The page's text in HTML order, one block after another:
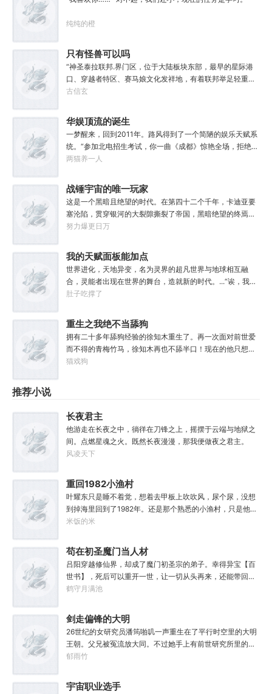
缘，得法宝……通通与我无关！”“我只想安安静静的种田。”
纯纯的橙
只有怪兽可以吗
“神圣泰拉联邦.界门区，位于大陆板块东部，最早的星际港
口、穿越者特区、赛马娘文化发祥地，有着联邦举足轻重的
经济地位与社会影响力，大家还记得这份考点么？”“老师，
愉快地告知各位一件事，你们的时事政治将增加一串新的考
点，或许再过两年还会编入历史教材，不过那就不是各位需
要担心的事了。”“啊？”“怪兽宣传特区——这是界门区即将
获得的新称谓，也是今年的新考点。”“至于造就并推进这项
新政策的形象代言人，既是我的学生，也是各位的学长，换
事顺心的那位？”“没错，奥默.林顿，林顿事务所的所长、中
央特雷森的名训练员、黑暗反派系外观第33届冠军得主——
当然，他不爱听最后这个头衔。值得一提的是……他到现在
也总是不顺心。”“因为最近老有人在他事务所咨询赛马娘的
古信玄
华娱顶流的诞生
一梦醒来，回到2011年。路风得到了一个简陋的娱乐天赋系
统。“参加北电招生考试，你一曲《成都》惊艳全场，拒绝蜜
姐邀请，发疯苦学备战高考，以专业第一名入学，恭喜你，
想窒息，带资进组，截胡男一号，与狮姐疯狂炒CP，成功登
顶周票房冠军，恭喜你，获得了【张震的卓越气质】”……什
么是顶流？永争第一，绝不服输！强大的人气，恐怖的票
房，无敌的收视率，踏着无数对手铸就威名，颜值与才华并
存，真实不做作，拥有一个广为流传的爱恨恩怨故事。十年
两猫养一人
战锤宇宙的唯一玩家
这是一个黑暗且绝望的时代。在第四十二个千年，卡迪亚要
塞沦陷，贯穿银河的大裂隙撕裂了帝国，黑暗绝望的终焉时
代降临。人类的命运似乎已被注定，要在无休止的恐怖战争
失的来到这个世界。“剧情对话什么的最烦人了，统统跳
过。”“我不想知道为什么，我只想大开杀戒。”基里曼：达奇
是个优秀的战士，就是不爱听人话，每次想和他说些什么，
他都要跳过。塔拉辛：我很好奇，他是怎么把恒星敲成一个
个方块的。钛族：对那家伙来说，物理学已经不存在了。恐
孩子抓了，把他们洗得白白净净的，这种羞辱让我悲愤欲
绝。奸奇：一切变化都是命运的一部分，但命运被那个混蛋
给打碎了。色孽：其实达奇已经被我腐化了，但我不敢告诉
他。………………达奇：前面忘了，后面也忘了，总之，让亚
努力爆更日万
我的天赋面板能加点
世界进化，天地异变，名为灵界的超凡世界与地球相互融
合，灵能者出现在世界的舞台，造就新的时代。...“诶，我这
天赋面板下面怎么有个加号？”“来都来了，不点一下试
板！加天赋！....【神勇无双】：高额免伤，使用长武器时力
量判定提升50%。【灵能-圣体】：巨量提升灵能量，灵能总
量越多，基础增幅越强。【序列-圣耀】：抗性巨量提升，获
得全新序列力量【神圣力】。....我，叶铭秋，没有开挂，只
是天赋异禀！
肚子吃撑了
重生之我绝不当舔狗
拥有二十多年舔狗经验的徐知木重生了。再一次面对前世爱
而不得的青梅竹马，徐知木再也不舔半口！现在的他只想赚
点钱，去寻找自己真正的宝藏女孩，可是……“知木你最近怎
知木陷入沉思。姑娘，怎么你成舔狗了？
猫戏狗
推荐小说
长夜君主
他游走在长夜之中，徜徉在刀锋之上，摇摆于云端与地狱之
间。点燃星魂之火。既然长夜漫漫，那我便做夜之君主。
风凌天下
重回1982小渔村
叶耀东只是睡不着觉，想着去甲板上吹吹风，尿个尿，没想
到掉海里回到了1982年。还是那个熟悉的小渔村，只是他已
经不是年轻时候的他了。混账了半辈子，这回他想好好来过
他也没什么大理想大志向，只想挽回遗憾，跟老婆好好过日
子，一家子平安喜乐就好。
米饭的米
苟在初圣魔门当人材
吕阳穿越修仙界，却成了魔门初圣宗的弟子。幸得异宝【百
世书】，死后可以重开一世，让一切从头再来，还能带回前
世的宝物，修为，寿命，甚至觉醒特殊的天赋。奈何次数有
定先在魔门苟住，一世世苦修，不成仙不出山，奈何魔门凶
险异常，遍地都是人材。第一世，吕阳惨遭师姐暗算。第二
世，好不容易反杀师姐，又遭师兄毒手。第三世，第四
世……直到百世之后，再回首，吕阳才发现自己已经成为了
一代魔道巨擘，初圣宗里最畜生的那一个。“魔门个个都是人
鹤守月满池
剑走偏锋的大明
26世纪的女研究员潘筠啪叽一声重生在了平行时空里的大明
王朝。父兄被冤流放大同。不过她手上有前世研究所里的镇
馆神器——灵境！为救家人，潘筠化身道观小道士，仗剑提
度牒。潘筠大剑拍上去：闭嘴，信不信扣你鱼仔。
郁雨竹
宇宙职业选手